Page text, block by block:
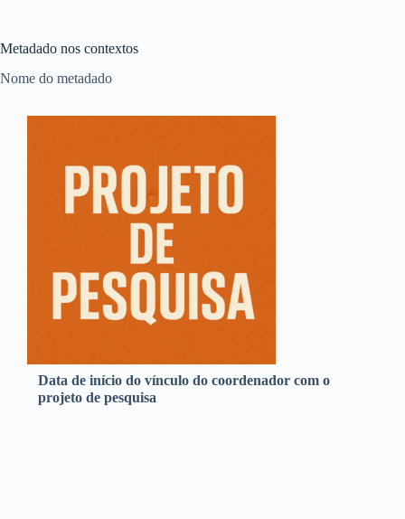
Metadado nos contextos
Nome do metadado
Data de início do vínculo do coordenador com o
projeto de pesquisa